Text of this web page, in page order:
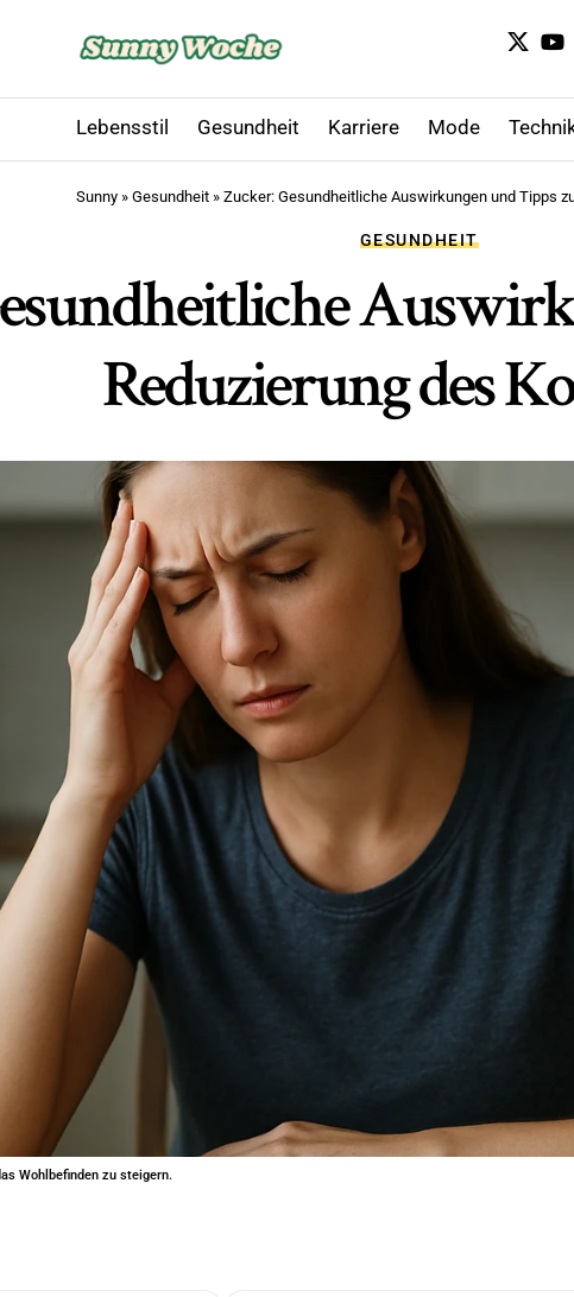
Lebensstil Gesundheit Karriere Mode
Sunny» Gesundheit» Zucker: Gesundheitliche Auswirkungen und Tipps
GESUNDHEIT
Reduzierung des
Wohlbefinden zu steigern.